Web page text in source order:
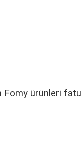
ürünleri